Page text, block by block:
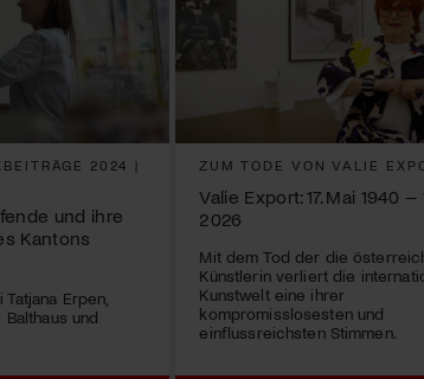
2024 |
und ihre
Kantons
Erpen,
Balthaus und
ZUM TODE VON VALIE
Valie Export: 17. Mai 1940 –
2026
Mit dem Tod der die
Künstlerin verliert die
Kunstwelt eine ihrer
kompromisslosesten und
einflussreichsten Stimmen.